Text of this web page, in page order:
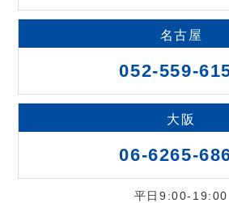
名古屋
052-559-
大阪
06-6265-
平日9:00-19:00